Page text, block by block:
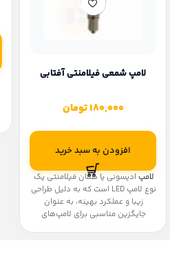
لامپ شمعی فیلامنتی آفتابی
180,000تومان
افزودن به سبد خرید
لامپادیسونی یا همان فیلامنتی یک
نوع لامپ LED است که به دلیل طراحی
زیبا و عملکرد بهینه، به عنوان
جایگزین مناسبی برای لامپ‌های